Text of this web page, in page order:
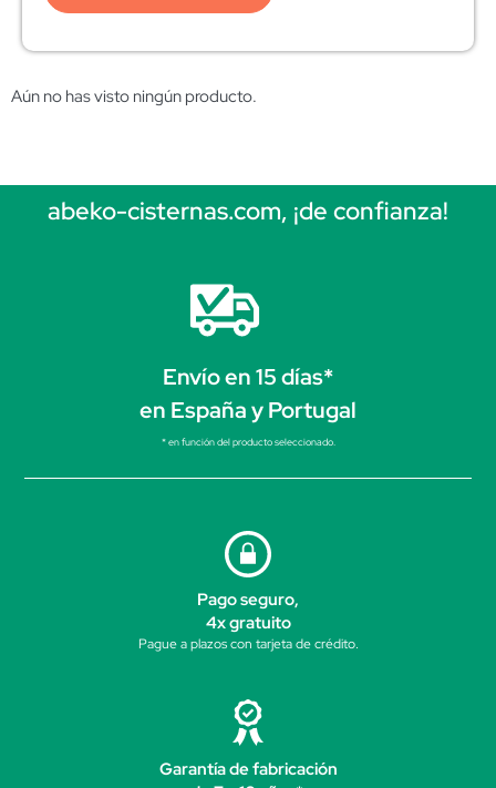
Aún no has visto ningún producto.
abeko-cisternas.com, ¡de confianza!
Envío en 15 días*
en España y Portugal
* en función del producto seleccionado.
Pago seguro,
4x gratuito
Pague a plazos con tarjeta de crédito.
Garantía de fabricación